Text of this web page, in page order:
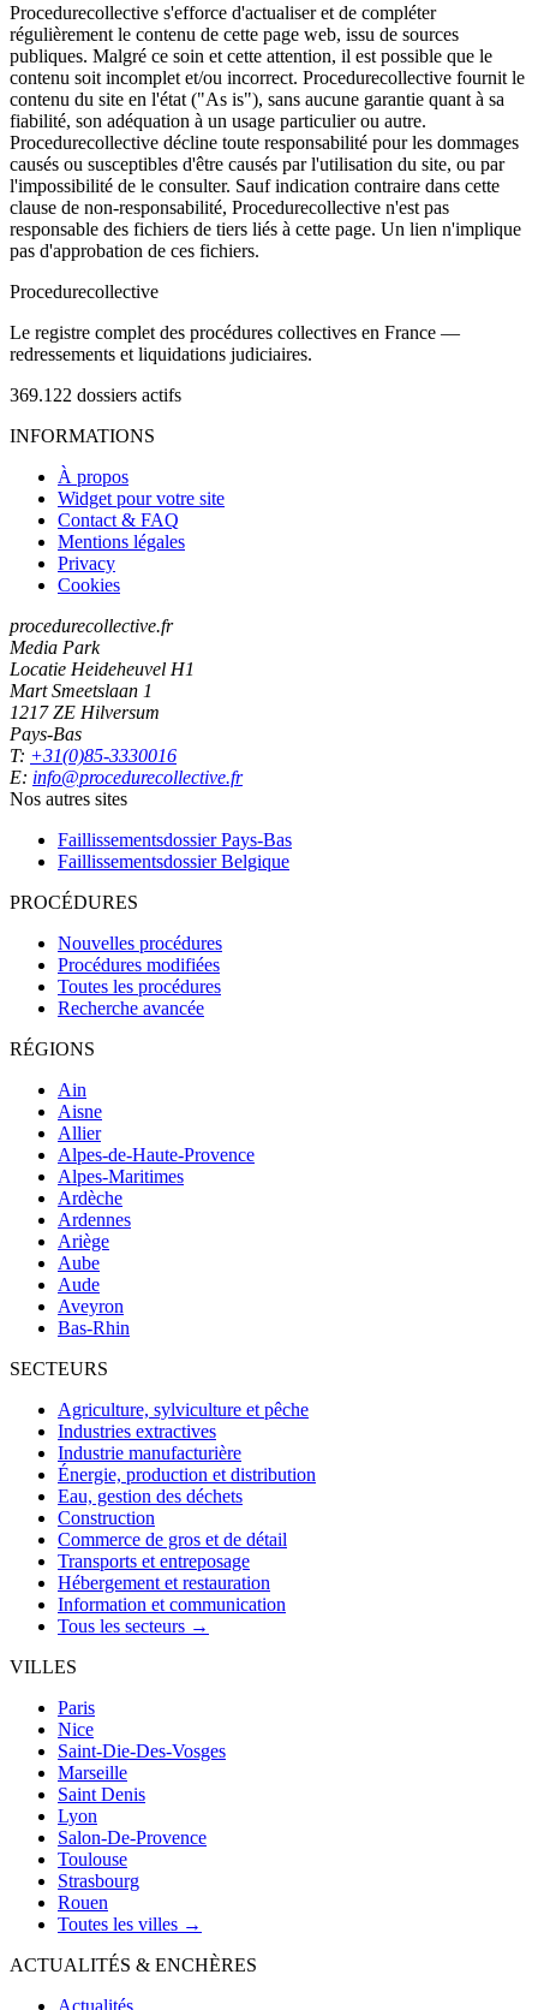
Procedurecollective s'efforce d'actualiser et de compléter
régulièrement le contenu de cette page web, issu de sources
publiques. Malgré ce soin et cette attention, il est possible que le
contenu soit incomplet et/ou incorrect. Procedurecollective fournit le
contenu du site en l'état ("As is"), sans aucune garantie quant à sa
fiabilité, son adéquation à un usage particulier ou autre.
Procedurecollective décline toute responsabilité pour les dommages
causés ou susceptibles d'être causés par l'utilisation du site, ou par
l'impossibilité de le consulter. Sauf indication contraire dans cette
clause de non-responsabilité, Procedurecollective n'est pas
responsable des fichiers de tiers liés à cette page. Un lien n'implique
pas d'approbation de ces fichiers.
Procedurecollective
Le registre complet des procédures collectives en France —
redressements et liquidations judiciaires.
369.122 dossiers actifs
INFORMATIONS
À propos
Widget pour votre site
Contact & FAQ
Mentions légales
Privacy
Cookies
procedurecollective.fr
Media Park
Locatie Heideheuvel H1
Mart Smeetslaan 1
1217 ZE Hilversum
Pays-Bas
T: +31(0)85-3330016
E: info@procedurecollective.fr
Nos autres sites
Faillissementsdossier Pays-Bas
Faillissementsdossier Belgique
PROCÉDURES
Nouvelles procédures
Procédures modifiées
Toutes les procédures
Recherche avancée
RÉGIONS
Ain
Aisne
Allier
Alpes-de-Haute-Provence
Alpes-Maritimes
Ardèche
Ardennes
Ariège
Aube
Aude
Aveyron
Bas-Rhin
SECTEURS
Agriculture, sylviculture et pêche
Industries extractives
Industrie manufacturière
Énergie, production et distribution
Eau, gestion des déchets
Construction
Commerce de gros et de détail
Transports et entreposage
Hébergement et restauration
Information et communication
Tous les secteurs →
VILLES
Paris
Nice
Saint-Die-Des-Vosges
Marseille
Saint Denis
Lyon
Salon-De-Provence
Toulouse
Strasbourg
Rouen
Toutes les villes →
ACTUALITÉS & ENCHÈRES
Actualités